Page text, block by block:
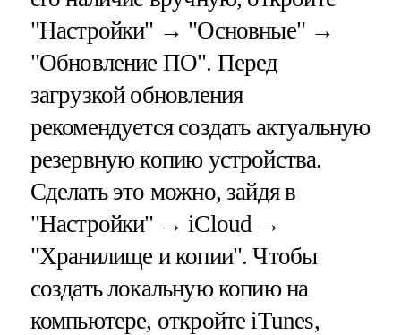
"Настройки" → "Основные" →
"Обновление ПО". Перед
загрузкой обновления
рекомендуется создать актуальную
резервную копию устройства.
Сделать это можно, зайдя в
"Настройки" → iCloud →
"Хранилище и копии". Чтобы
создать локальную копию на
компьютере, откройте iTunes,